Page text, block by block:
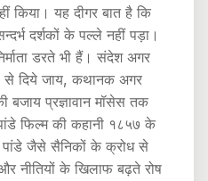
किया। यह दीगर बात है कि
दर्शकों के पल्ले नहीं पड़ा।
डरते भी हैं। संदेश अगर
से दिये जाय, कथानक अगर
बजाय प्रज्ञावान मॉसेस तक
फिल्म की कहानी १८५७ के
पांडे जैसे सैनिकों के क्रोध से
नीतियों के खिलाफ बढ़ते रोष